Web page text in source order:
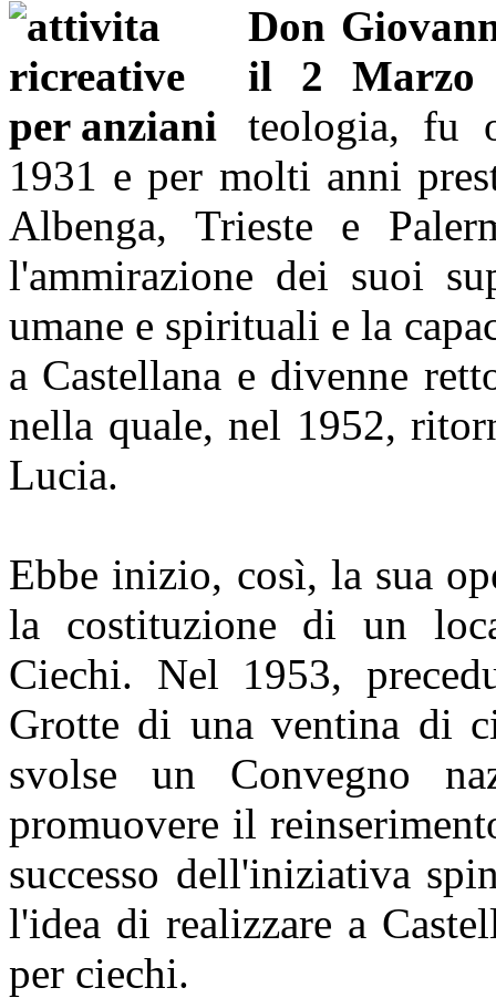
Don
il 2 Marzo
teologia, fu
1931 e per molti anni
Albenga, Trieste e
l'ammirazione dei suoi
umane e spirituali e la
a Castellana e divenne
nella quale, nel 1952,
Lucia.
Ebbe inizio, così, la sua
la costituzione di un
Ciechi. Nel 1953,
Grotte di una ventina di
svolse un Convegno
promuovere il
successo dell'iniziativa
l'idea di realizzare a
per ciechi.